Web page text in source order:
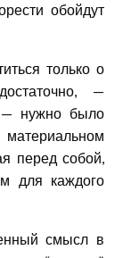
обойдут
только о
—
— нужно было
перед собой,
для каждого
смысл в